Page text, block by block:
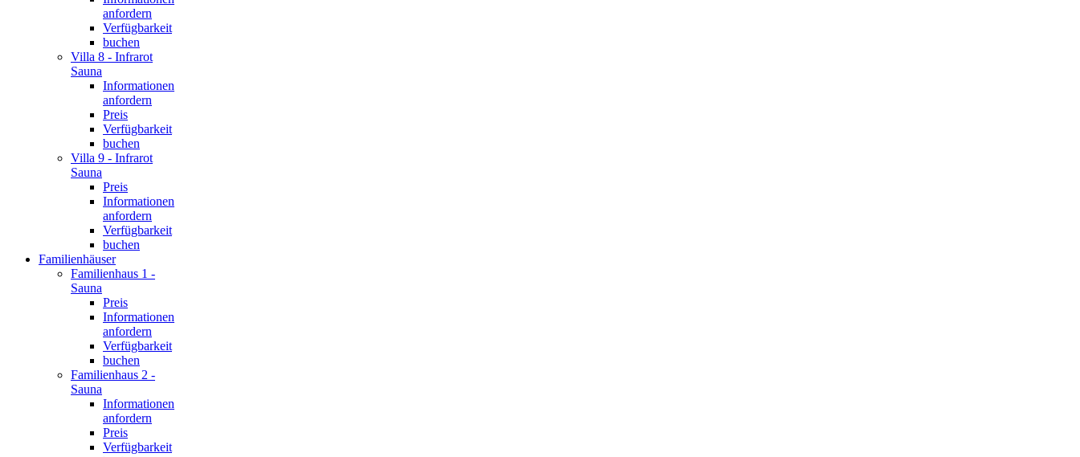
anfordern
Verfügbarkeit
buchen
Villa 8 - Infrarot
Sauna
Informationen
anfordern
Preis
Verfügbarkeit
buchen
Villa 9 - Infrarot
Sauna
Preis
Informationen
anfordern
Verfügbarkeit
buchen
Familienhäuser
Familienhaus 1 -
Sauna
Preis
Informationen
anfordern
Verfügbarkeit
buchen
Familienhaus 2 -
Sauna
Informationen
anfordern
Preis
Verfügbarkeit